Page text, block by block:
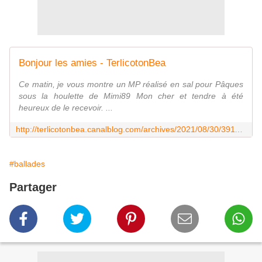
Bonjour les amies - TerlicotonBea
Ce matin, je vous montre un MP réalisé en sal pour Pâques
sous la houlette de Mimi89 Mon cher et tendre à été
heureux de le recevoir. ...
#ballades
Partager